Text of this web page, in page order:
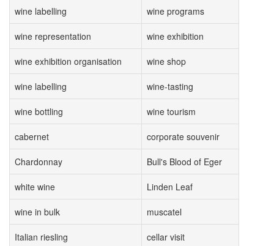
wine labelling wine programs
wine representation wine exhibition
wine exhibition organisation wine shop
wine labelling wine-tasting
wine bottling wine tourism
cabernet corporate souvenir
Chardonnay Bull's Blood of Eger
white wine Linden Leaf
wine in bulk muscatel
Italian riesling cellar visit